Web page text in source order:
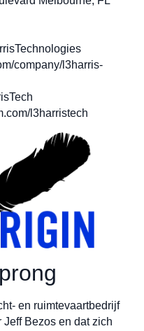
company/l3harris-
l3harristech
en ruimtevaartbedrijf
Bezos en dat zich